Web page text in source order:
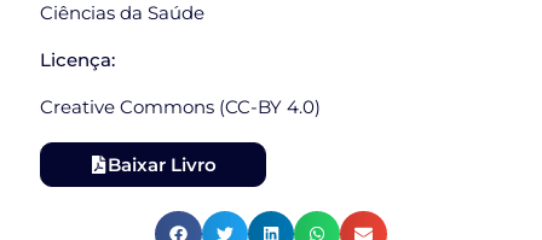
Ciências da Saúde
Licença:
Creative Commons (CC-BY 4.0)
Baixar Livro